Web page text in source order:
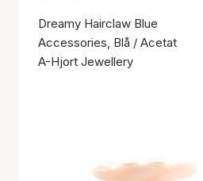
Dreamy Hairclaw Blue
Accessories, Blå / Acetat
A-Hjort Jewellery